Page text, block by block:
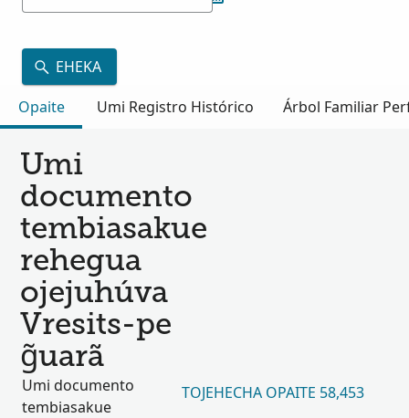
EHEKA
Opaite
Umi Registro Histórico Árbol Familiar
Umi
documento
tembiasakue
rehegua
ojejuhúva
Vresits-pe
g̃uarã
Umi documento
tembiasakue
TOJEHECHA OPAITE 58,453